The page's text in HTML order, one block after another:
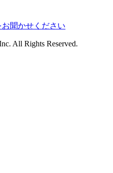
聞かせください
All Rights Reserved.